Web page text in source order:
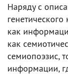
Наряду с
как
как
семиопоэзис,
информации,